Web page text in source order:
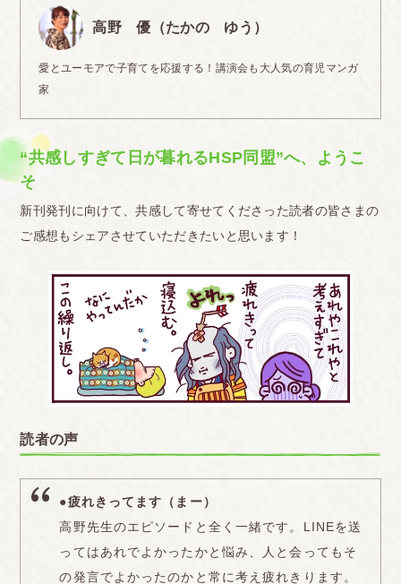
高野 優（たかの ゆう）
愛とユーモアで子育てを応援する！講演会も大人気の育児マンガ
家
“共感しすぎて日が暮れるHSP同盟”へ、ようこ
そ
新刊発刊に向けて、共感して寄せてくださった読者の皆さまの
ご感想もシェアさせていただきたいと思います！
読者の声
●疲れきってます（まー）
高野先生のエピソードと全く一緒です。LINEを送
ってはあれでよかったかと悩み、人と会ってもそ
の発言でよかったのかと常に考え疲れきります。